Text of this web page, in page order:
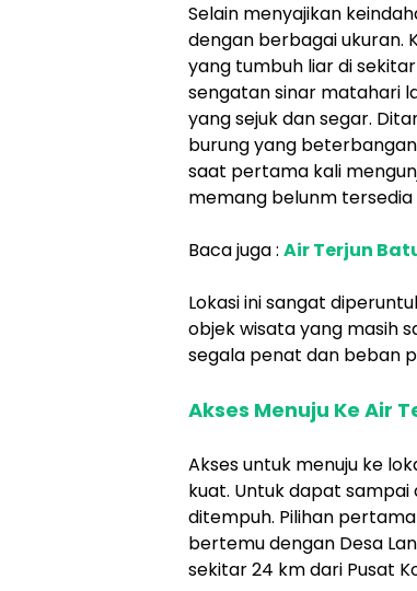
Selain menyajikan
dengan berbagai ukuran.
yang tumbuh liar di
sengatan sinar matahari
yang sejuk dan segar.
burung yang
saat pertama kali
memang belunm
Baca juga : Air Terjun
Lokasi ini sangat
objek wisata yang masih
segala penat dan beban
Akses Menuju Ke Air
Akses untuk menuju ke
kuat. Untuk dapat sampai
ditempuh. Pilihan
bertemu dengan Desa
sekitar 24 km dari Pusat